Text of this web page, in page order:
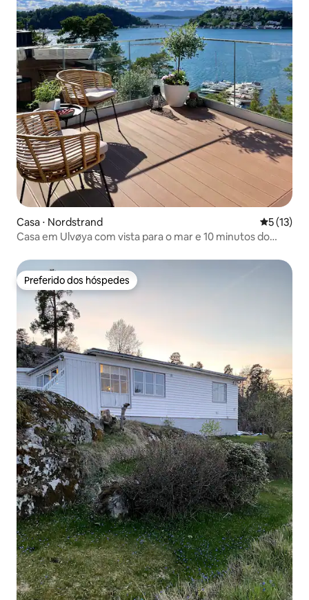
Casa ⋅ Nordstrand 5 de uma
5 (13)
Casa em Ulvøya com vista para o mar e 10 minutos do
Preferido dos hóspedes
Preferido dos hóspedes